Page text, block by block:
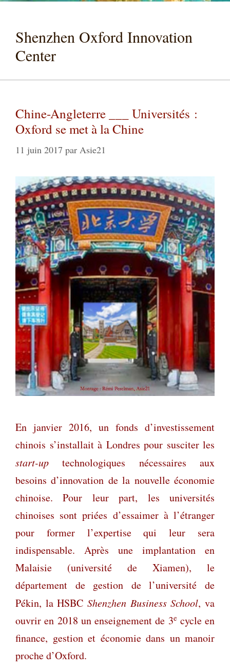
Shenzhen Oxford Innovation
Center
Chine-Angleterre ___ Universités :
Oxford se met à la Chine
11 juin 2017 par Asie21
En janvier 2016, un fonds d’investissement
chinois s’installait à Londres pour susciter les
start-uptechnologiques nécessaires aux
besoins d’innovation de la nouvelle économie
chinoise. Pour leur part, les universités
chinoises sont priées d’essaimer à l’étranger
pour former l’expertise qui leur sera
indispensable. Après une implantation en
Malaisie (université de Xiamen), le
département de gestion de l’université de
Pékin, la HSBC Shenzhen Business School, va
ouvrir en 2018 un enseignement de 3ecycle en
finance, gestion et économie dans un manoir
proche d’Oxford.